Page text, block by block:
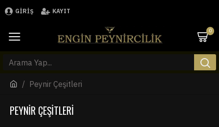
GIRIŞ KAYIT
0
Peynir Çeşitleri
PEYNIR ÇEŞITLERI